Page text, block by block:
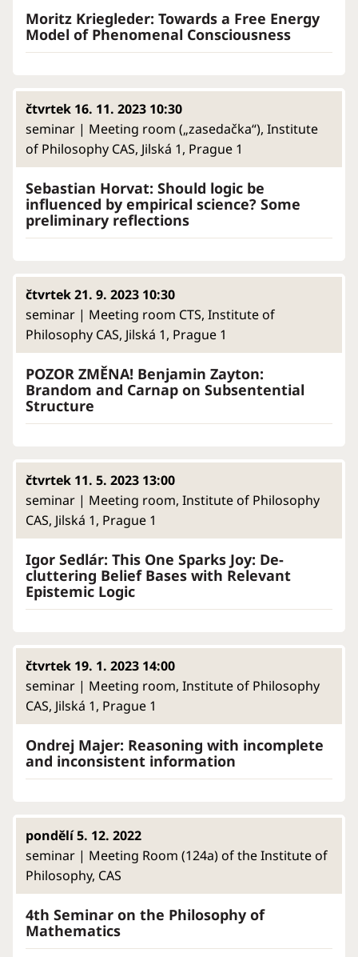
Moritz Kriegleder: Towards a Free Energy
Model of Phenomenal Consciousness
čtvrtek 16. 11. 2023 10:30
seminar | Meeting room („zasedačka“), Institute
of Philosophy CAS, Jilská 1, Prague 1
Sebastian Horvat: Should logic be
influenced by empirical science? Some
preliminary reflections
čtvrtek 21. 9. 2023 10:30
seminar | Meeting room CTS, Institute of
Philosophy CAS, Jilská 1, Prague 1
POZOR ZMĚNA! Benjamin Zayton:
Brandom and Carnap on Subsentential
Structure
čtvrtek 11. 5. 2023 13:00
seminar | Meeting room, Institute of Philosophy
CAS, Jilská 1, Prague 1
Igor Sedlár: This One Sparks Joy: De-
cluttering Belief Bases with Relevant
Epistemic Logic
čtvrtek 19. 1. 2023 14:00
seminar | Meeting room, Institute of Philosophy
CAS, Jilská 1, Prague 1
Ondrej Majer: Reasoning with incomplete
and inconsistent information
pondělí 5. 12. 2022
seminar | Meeting Room (124a) of the Institute of
Philosophy, CAS
4th Seminar on the Philosophy of
Mathematics